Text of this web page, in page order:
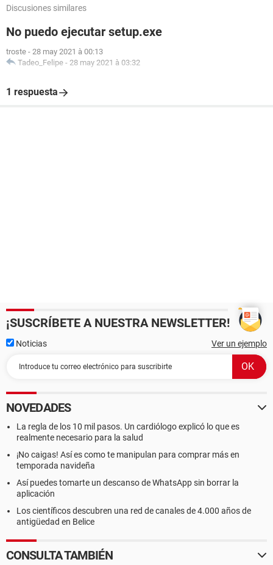
Discusiones similares
No puedo ejecutar setup.exe
troste - 28 may 2021 à 00:13
Tadeo_Felipe - 28 may 2021 à 03:32
1 respuesta
¡SUSCRÍBETE A NUESTRA NEWSLETTER!
Noticias Ver un ejemplo
NOVEDADES
La regla de los 10 mil pasos. Un cardiólogo explicó lo que es
realmente necesario para la salud
¡No caigas! Así es como te manipulan para comprar más en
temporada navideña
Así puedes tomarte un descanso de WhatsApp sin borrar la
aplicación
Los científicos descubren una red de canales de 4.000 años de
antigüedad en Belice
CONSULTA TAMBIÉN